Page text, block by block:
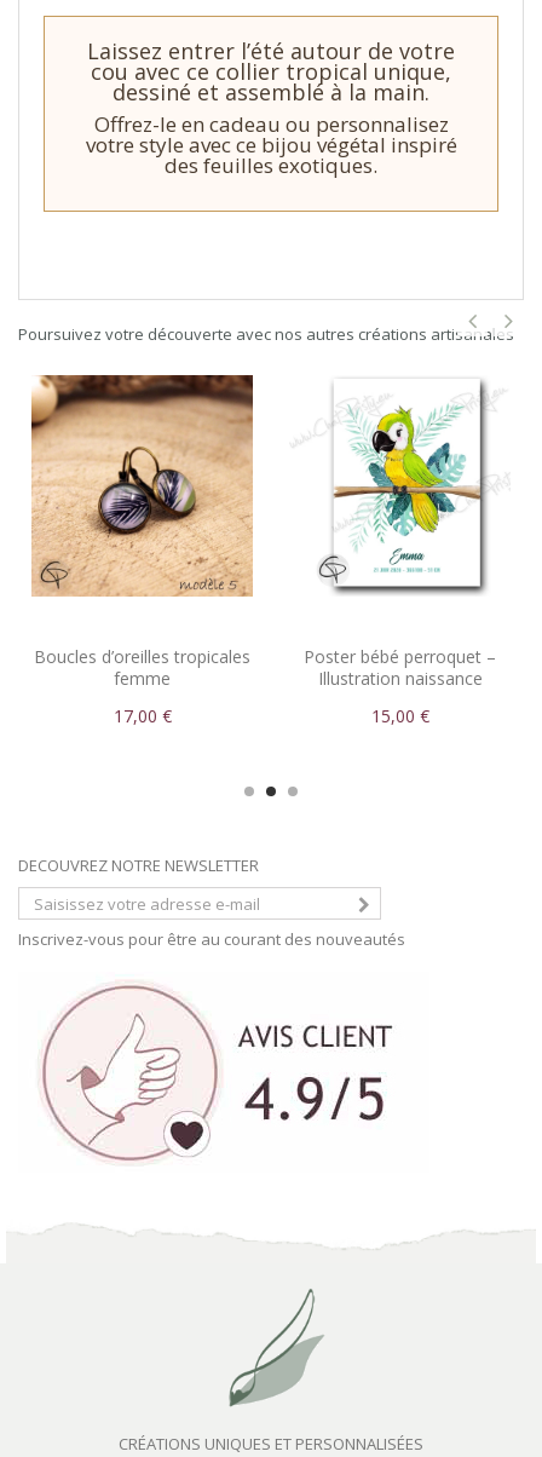
Laissez entrer l’été autour de votre
cou avec ce collier tropical unique,
dessiné et assemblé à la main.
Offrez-le en cadeau ou personnalisez
votre style avec ce bijou végétal inspiré
des feuilles exotiques.
Poursuivez votre découverte avec nos autres créations artisanales
Boucles d’oreilles tropicales
femme
17,00 €
Poster bébé perroquet –
Illustration naissance
15,00 €
DECOUVREZ NOTRE NEWSLETTER
Inscrivez-vous pour être au courant des nouveautés
CRÉATIONS UNIQUES ET PERSONNALISÉES